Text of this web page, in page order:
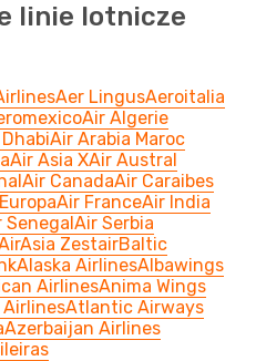
linie lotnicze
Aer LingusAeroitalia
Air Algerie
Air Arabia Maroc
Air Asia XAir Austral
Air CanadaAir Caraibes
Air FranceAir India
SenegalAir Serbia
ZestairBaltic
Alaska AirlinesAlbawings
AirlinesAnima Wings
Atlantic Airways
Azerbaijan Airlines